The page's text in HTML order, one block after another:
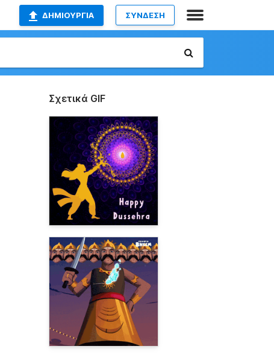
ΔΗΜΙΟΥΡΓΊΑ ΣΥΝΔΕΣΗ
Σχετικά GIF